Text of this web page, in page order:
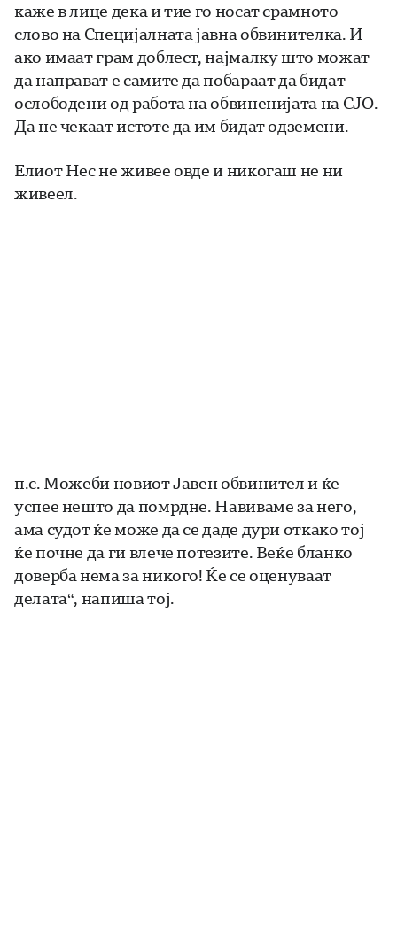
каже в лице дека и тие го носат срамното
слово на Специјалната јавна обвинителка. И
ако имаат грам доблест, најмалку што можат
да направат е самите да побараат да бидат
ослободени од работа на обвиненијата на СЈО.
Да не чекаат истоте да им бидат одземени.
Елиот Нес не живее овде и никогаш не ни
живеел.
п.с. Можеби новиот Јавен обвинител и ќе
успее нешто да помрдне. Навиваме за него,
ама судот ќе може да се даде дури откако тој
ќе почне да ги влече потезите. Веќе бланко
доверба нема за никого! Ќе се оценуваат
делата“, напиша тој.